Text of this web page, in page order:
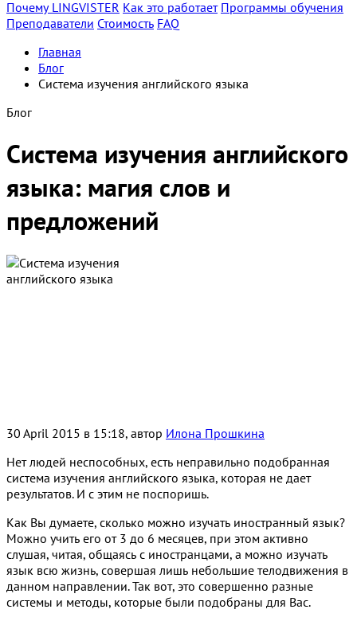
Почему LINGVISTER Как это работает Программы обучения
Преподаватели Стоимость FAQ
Главная
Блог
Cистема изучения английского языка
Блог
Система изучения английского
языка: магия слов и
предложений
30 April 2015 в 15:18, автор Илона Прошкина
Нет людей неспособных, есть неправильно подобранная
система изучения английского языка, которая не дает
результатов. И с этим не поспоришь.
Как Вы думаете, сколько можно изучать иностранный язык?
Можно учить его от 3 до 6 месяцев, при этом активно
слушая, читая, общаясь с иностранцами, а можно изучать
язык всю жизнь, совершая лишь небольшие телодвижения в
данном направлении. Так вот, это совершенно разные
системы и методы, которые были подобраны для Вас.